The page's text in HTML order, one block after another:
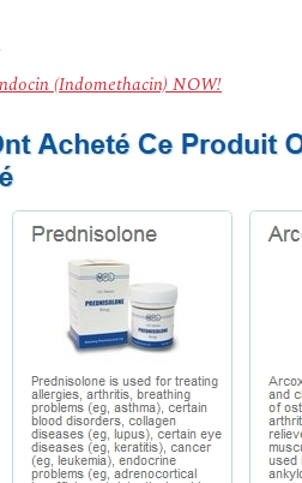
(Indomethacin) NOW!